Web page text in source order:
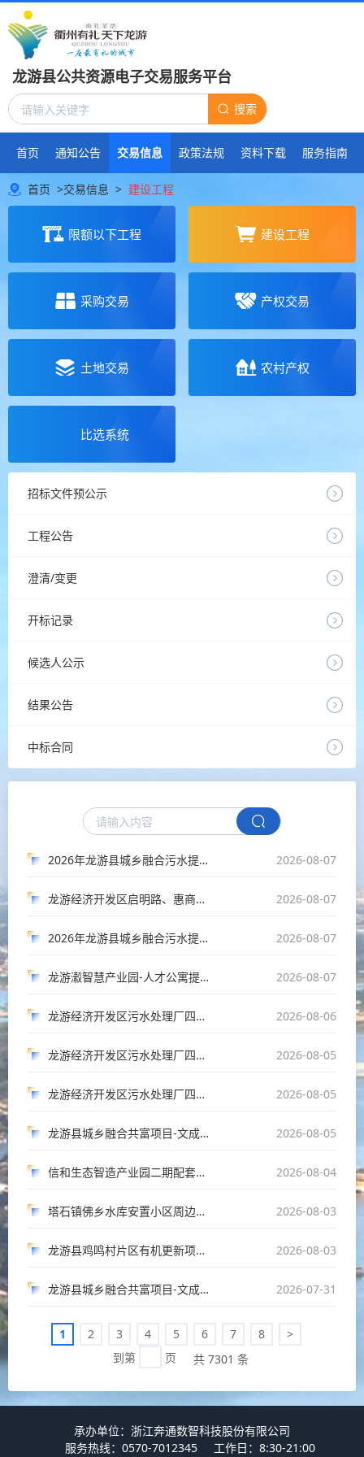
龙游县公共资源电子交易服务平台
搜索
首页 通知公告 交易信息 政策法规 资料下载 服务指南
首页 >交易信息 > 建设工程
限额以下工程 建设工程
采购交易 产权交易
土地交易 农村产权
比选系统
招标文件预公示
工程公告
澄清/变更
开标记录
候选人公示
结果公告
中标合同
2026年龙游县城乡融合污水提标改造工程中标候选人公示 2026-08-07
龙游经济开发区启明路、惠商路道路工程（10KV I段母线待用7845间隔电力进线） 2026-08-07
2026年龙游县城乡融合污水提标改造工程开标记录公示 2026-08-07
龙游瀫智慧产业园-人才公寓提升改造项目工程总承包合同签订 2026-08-07
龙游经济开发区污水处理厂四期扩建项目第2次澄清公告 2026-08-06
龙游经济开发区污水处理厂四期扩建项目第1次澄清公告 2026-08-05
龙游经济开发区污水处理厂四期扩建项目工程监理第1次澄清公告 2026-08-05
龙游县城乡融合共富项目-文成四期C17地块（三标段）第1次澄清公告 2026-08-05
信和生态智造产业园二期配套工程合同签订 2026-08-04
塔石镇佛乡水库安置小区周边道路工程(一期)第1次澄清公告 2026-08-03
龙游县鸡鸣村片区有机更新项目方案设计中标结果公告 2026-08-03
龙游县城乡融合共富项目-文成四期C17地块（三标段） 2026-07-31
1 2 3 4 5 6 7 8
>
共 7301 条
承办单位：浙江奔通数智科技股份有限公司
服务热线：0570-7012345
工作日：8:30-21:00